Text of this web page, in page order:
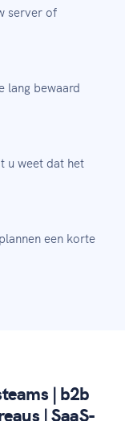
server of
lang bewaard
u weet dat het
een korte
| b2b
| SaaS-